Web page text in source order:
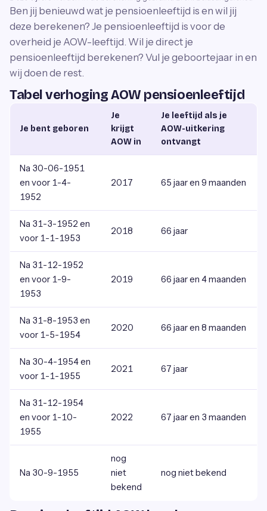
Ben jij benieuwd wat je pensioenleeftijd is en wil jij
deze berekenen? Je pensioenleeftijd is voor de
overheid je AOW-leeftijd. Wil je direct je
pensioenleeftijd berekenen? Vul je geboortejaar in en
wij doen de rest.
Tabel verhoging AOW pensioenleeftijd
Je bent geboren
Je
krijgt
AOW in
Je leeftijd als je
AOW-uitkering
ontvangt
Na 30-06-1951
en voor 1-4-
1952
2017 65 jaar en 9 maanden
Na 31-3-1952 en
voor 1-1-1953
2018 66 jaar
Na 31-12-1952
en voor 1-9-
1953
2019 66 jaar en 4 maanden
Na 31-8-1953 en
voor 1-5-1954
2020 66 jaar en 8 maanden
Na 30-4-1954 en
voor 1-1-1955
2021 67 jaar
Na 31-12-1954
en voor 1-10-
1955
2022 67 jaar en 3 maanden
Na 30-9-1955
nog
niet
bekend
nog niet bekend